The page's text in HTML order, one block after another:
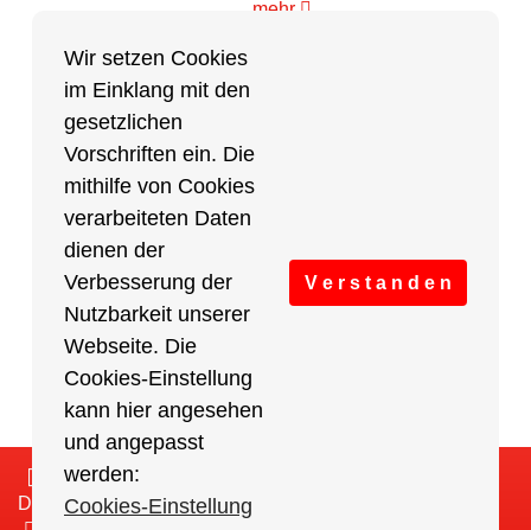
Wir setzen Cookies
im Einklang mit den
gesetzlichen
Vorschriften ein. Die
mithilfe von Cookies
verarbeiteten Daten
dienen der
Verbesserung der
Nutzbarkeit unserer
Webseite. Die
Cookies-Einstellung
kann hier angesehen
und angepasst
werden:
Cookies-Einstellung
V e r s t a n d e n
mehr
Partner des Breitensports
Partner von BRV-Breitensport.de
Impressum
Datenschutz / Haftungsausschluss